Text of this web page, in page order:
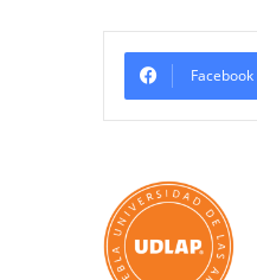
Facebook